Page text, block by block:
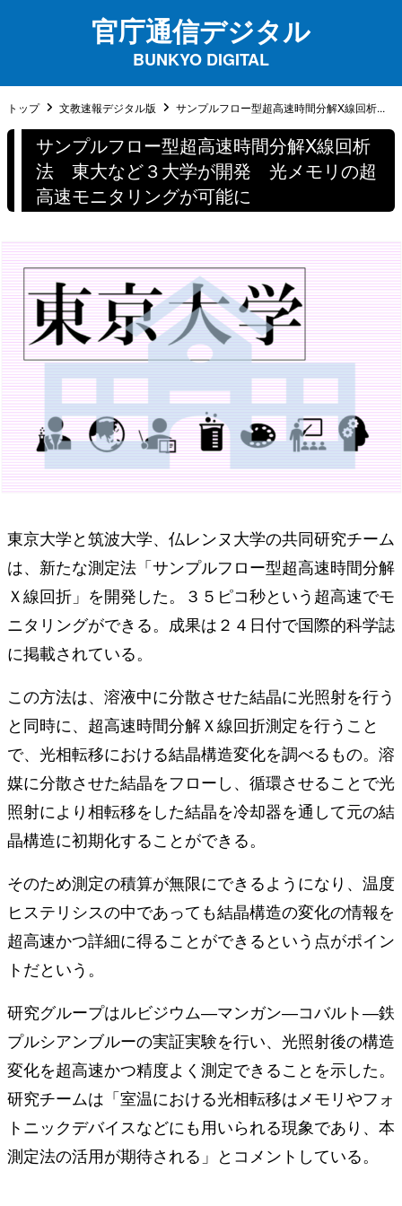
官庁通信デジタル
BUNKYO DIGITAL
トップ 文教速報デジタル版 サンプルフロー型超高速時間分解X線回析...
サンプルフロー型超高速時間分解X線回析
法 東大など３大学が開発 光メモリの超
高速モニタリングが可能に
東京大学と筑波大学、仏レンヌ大学の共同研究チーム
は、新たな測定法「サンプルフロー型超高速時間分解
Ｘ線回折」を開発した。３５ピコ秒という超高速でモ
ニタリングができる。成果は２４日付で国際的科学誌
に掲載されている。
この方法は、溶液中に分散させた結晶に光照射を行う
と同時に、超高速時間分解Ｘ線回折測定を行うこと
で、光相転移における結晶構造変化を調べるもの。溶
媒に分散させた結晶をフローし、循環させることで光
照射により相転移をした結晶を冷却器を通して元の結
晶構造に初期化することができる。
そのため測定の積算が無限にできるようになり、温度
ヒステリシスの中であっても結晶構造の変化の情報を
超高速かつ詳細に得ることができるという点がポイン
トだという。
研究グループはルビジウム―マンガン―コバルト―鉄
プルシアンブルーの実証実験を行い、光照射後の構造
変化を超高速かつ精度よく測定できることを示した。
研究チームは「室温における光相転移はメモリやフォ
トニックデバイスなどにも用いられる現象であり、本
測定法の活用が期待される」とコメントしている。